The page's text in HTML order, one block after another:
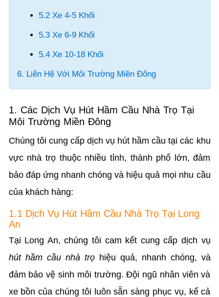
5.2 Xe 4-5 Khối
5.3 Xe 6-9 Khối
5.4 Xe 10-18 Khối
6. Liên Hệ Với Môi Trường Miền Đông
1. Các Dịch Vụ Hút Hầm Cầu Nhà Trọ Tại
Môi Trường Miền Đông
Chúng tôi cung cấp dịch vụ hút hầm cầu tại các khu
vực nhà trọ thuộc nhiều tỉnh, thành phố lớn, đảm
bảo đáp ứng nhanh chóng và hiệu quả mọi nhu cầu
của khách hàng:
1.1 Dịch Vụ Hút Hầm Cầu Nhà Trọ Tại Long
An
Tại Long An, chúng tôi cam kết cung cấp dịch vụ
hút hầm cầu nhà trọhiệu quả, nhanh chóng, và
đảm bảo vệ sinh môi trường. Đội ngũ nhân viên và
xe bồn của chúng tôi luôn sẵn sàng phục vụ, kể cả